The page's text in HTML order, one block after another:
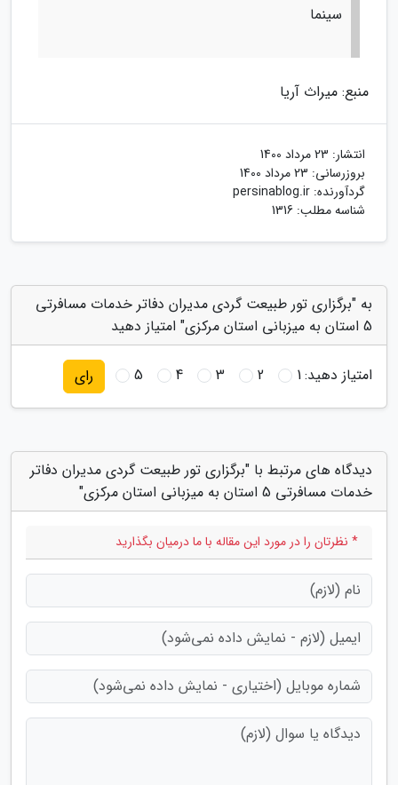
سینما
منبع: میراث آریا
انتشار: 23 مرداد 1400
بروزرسانی: 23 مرداد 1400
گردآورنده: persinablog.ir
شناسه مطلب: 1316
به "برگزاری تور طبیعت گردی مدیران دفاتر خدمات مسافرتی
5 استان به میزبانی استان مرکزی" امتیاز دهید
امتیاز دهید:1
2
3
4
5 رای
دیدگاه های مرتبط با "برگزاری تور طبیعت گردی مدیران دفاتر
خدمات مسافرتی 5 استان به میزبانی استان مرکزی"
* نظرتان را در مورد این مقاله با ما درمیان بگذارید